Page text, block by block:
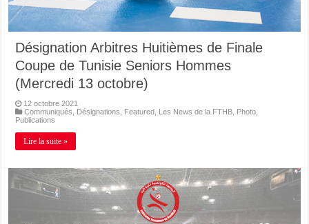
Désignation Arbitres Huitièmes de Finale
Coupe de Tunisie Seniors Hommes
(Mercredi 13 octobre)
12 octobre 2021
Communiqués
Désignations Featured Les News de la FTHB Photo
Publications
Lire la suite »